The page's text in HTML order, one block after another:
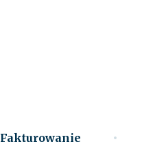
Fakturowanie